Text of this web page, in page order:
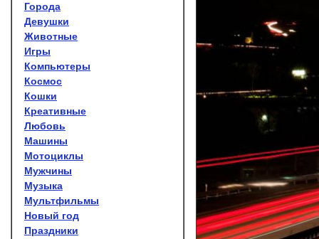
Города
Девушки
Животные
Игры
Компьютеры
Космос
Кошки
Креативные
Любовь
Машины
Мотоциклы
Мужчины
Музыка
Мультфильмы
Новый год
Праздники